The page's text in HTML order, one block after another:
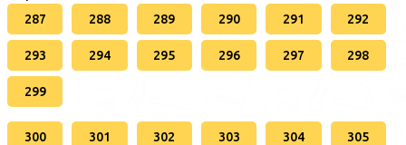
287 288 289 290 291 292
293 294 295 296 297 298
299
300 301 302 303 304 305